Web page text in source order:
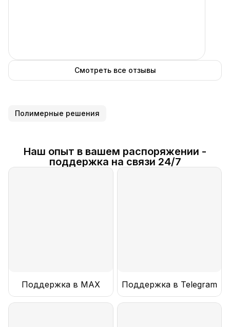
Смотреть все отзывы
Полимерные решения
Наш опыт в вашем распоряжении -
поддержка на связи 24/7
Поддержка в MAX Поддержка в Telegram